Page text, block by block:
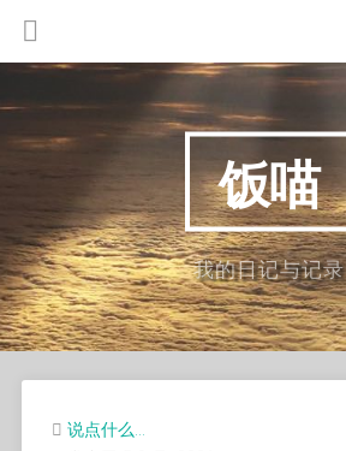
饭喵
我的日记与记录
说点什么…